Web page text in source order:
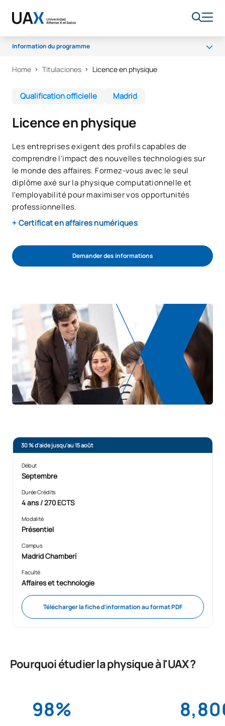
Information du programme
Pourquoi UAX ?
Bourses
Qualité
Home Titulaciones Licence en physique
Qualification officielle Madrid
Licence en physique
Les entreprises exigent des profils capables de
comprendre l'impact des nouvelles technologies sur
le monde des affaires. Formez-vous avec le seul
diplôme axé sur la physique computationnelle et
l'employabilité pour maximiser vos opportunités
professionnelles.
+ Certificat en affaires numériques
Demander des informations
30 % d'aide jusqu'au 15 août
Début
Septembre
Durée Crédits
4 ans / 270 ECTS
Modalité
Présentiel
Campus
Madrid Chamberí
Faculté
Affaires et technologie
Télécharger la fiche d'information au format PDF
Pourquoi étudier la physique à l'UAX ?
98%